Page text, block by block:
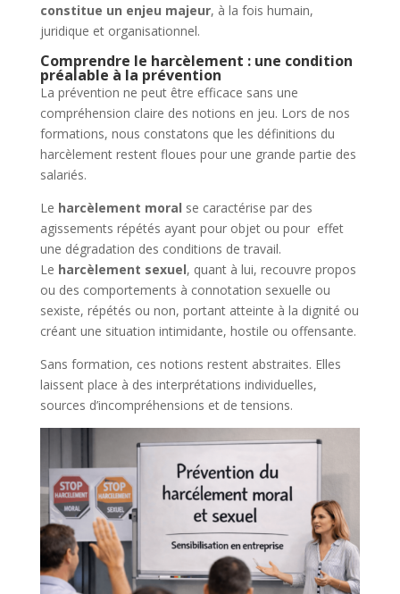
constitue un enjeu majeur, à la fois humain,
juridique et organisationnel.
Comprendre le harcèlement : une condition
préalable à la prévention
La prévention ne peut être efficace sans une
compréhension claire des notions en jeu. Lors de nos
formations, nous constatons que les définitions du
harcèlement restent floues pour une grande partie des
salariés.
Le harcèlement moral se caractérise par des
agissements répétés ayant pour objet ou pour effet
une dégradation des conditions de travail.
Le harcèlement sexuel, quant à lui, recouvre propos
ou des comportements à connotation sexuelle ou
sexiste, répétés ou non, portant atteinte à la dignité ou
créant une situation intimidante, hostile ou offensante.
Sans formation, ces notions restent abstraites. Elles
laissent place à des interprétations individuelles,
sources d’incompréhensions et de tensions.